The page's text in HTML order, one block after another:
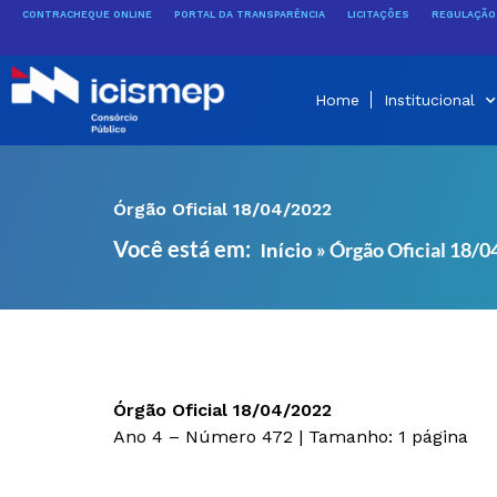
conteúdo
CONTRACHEQUE ONLINE PORTAL DA TRANSPARÊNCIA LICITAÇÕES
Home Institucional
Órgão Oficial 18/04/2022
Você está em: Início »Órgão Oficial 18/
Órgão Oficial 18/04/2022
Ano 4 – Número 472 | Tamanho: 1 página